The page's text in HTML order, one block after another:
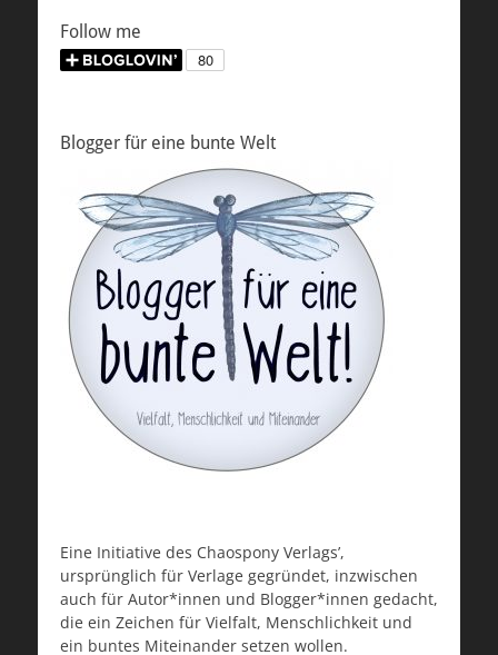
Follow me
Blogger für eine bunte Welt
Eine Initiative des Chaospony Verlags’,
ursprünglich für Verlage gegründet, inzwischen
auch für Autor*innen und Blogger*innen gedacht,
die ein Zeichen für Vielfalt, Menschlichkeit und
ein buntes Miteinander setzen wollen.